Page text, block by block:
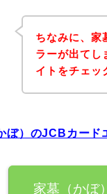
ちなみに、家
ラーが出てし
イトをチェッ
ぼ）のJCBカード
家墓（かぼ